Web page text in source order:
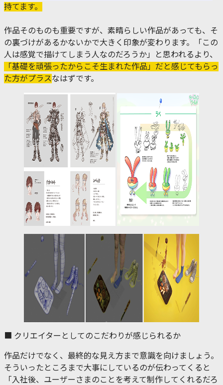
持てます。
作品そのものも重要ですが、素晴らしい作品があっても、そ
の裏づけがあるかないかで大きく印象が変わります。「この
人は感覚で描けてしまう人なのだろうか」と思われるより、
「基礎を頑張ったからこそ生まれた作品」だと感じてもらっ
た方がプラスなはずです。
■ クリエイターとしてのこだわりが感じられるか
作品だけでなく、最終的な見え方まで意識を向けましょう。
そういったところまで大事にしているのが伝わってくると
「入社後、ユーザーさまのことを考えて制作してくれるだろ